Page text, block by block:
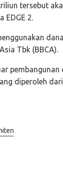
tersebut
EDGE 2.
Tbk (BBCA).
pembangunan
diperoleh